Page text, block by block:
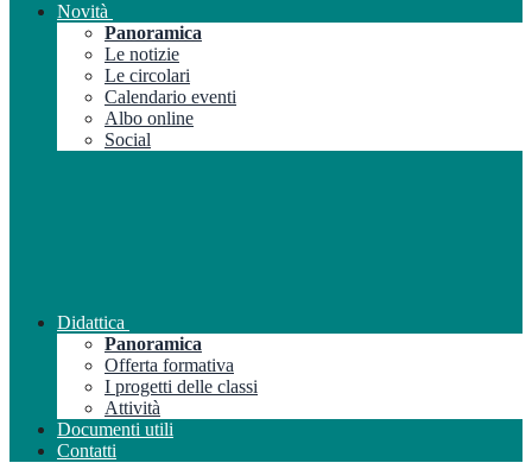
Novità
Panoramica
Le notizie
Le circolari
Calendario eventi
Albo online
Social
Didattica
Panoramica
Offerta formativa
I progetti delle classi
Attività
Documenti utili
Contatti